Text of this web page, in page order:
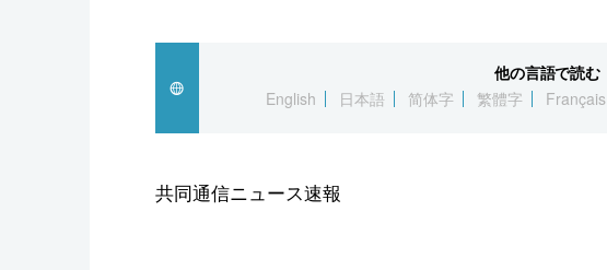
科学・技術
暮らし
他の言語で読む
English
日本語 简体字 繁體字 Français
共同通信ニュース速報